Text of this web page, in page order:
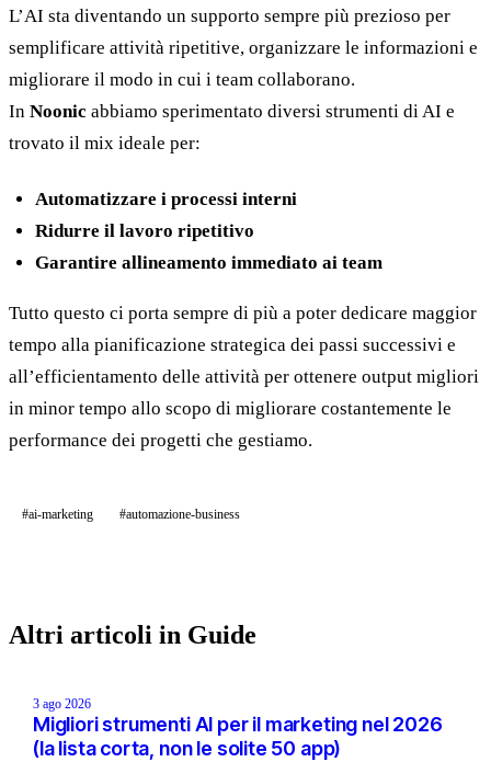
L’AI sta diventando un supporto sempre più prezioso per
semplificare attività ripetitive, organizzare le informazioni e
migliorare il modo in cui i team collaborano.
In Noonic abbiamo sperimentato diversi strumenti di AI e
trovato il mix ideale per:
Automatizzare i processi interni
Ridurre il lavoro ripetitivo
Garantire allineamento immediato ai team
Tutto questo ci porta sempre di più a poter dedicare maggior
tempo alla pianificazione strategica dei passi successivi e
all’efficientamento delle attività per ottenere output migliori
in minor tempo allo scopo di migliorare costantemente le
performance dei progetti che gestiamo.
#ai-marketing #automazione-business
Altri articoli in Guide
3 ago 2026
Migliori strumenti AI per il marketing nel 2026
(la lista corta, non le solite 50 app)